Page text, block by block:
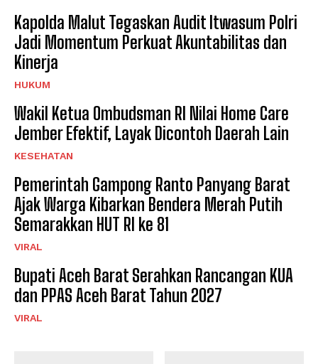
Kapolda Malut Tegaskan Audit Itwasum Polri
Jadi Momentum Perkuat Akuntabilitas dan
Kinerja
HUKUM
Wakil Ketua Ombudsman RI Nilai Home Care
Jember Efektif, Layak Dicontoh Daerah Lain
KESEHATAN
Pemerintah Gampong Ranto Panyang Barat
Ajak Warga Kibarkan Bendera Merah Putih
Semarakkan HUT RI ke 81
VIRAL
Bupati Aceh Barat Serahkan Rancangan KUA
dan PPAS Aceh Barat Tahun 2027
VIRAL